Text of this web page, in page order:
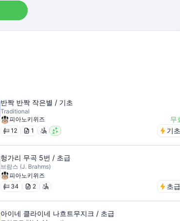
반짝 반짝 작은별 / 기초
Traditional
피아노키위즈
무
12 1 기초
헝가리 무곡 5번 / 초급
브람스 (J. Brahms)
피아노키위즈
34 2 초급
아이네 클라이네 나흐트무지크 / 초급